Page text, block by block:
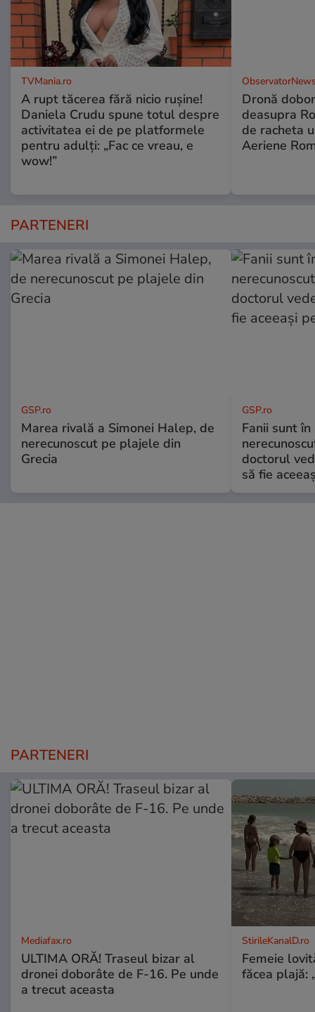
TVMania.ro
A rupt tăcerea fără nicio rușine!
Daniela Crudu spune totul despre
activitatea ei de pe platformele
pentru adulți: „Fac ce vreau, e
wow!”
Dronă
deasupra
de racheta
Aeriene
PARTENERI
GSP.ro
Marea rivală a Simonei Halep, de
nerecunoscut pe plajele din
Grecia
GSP.ro
Fanii sunt în
doctorul
să fie
PARTENERI
Mediafax.ro
ULTIMA ORĂ! Traseul bizar al
dronei doborâte de F-16. Pe unde
a trecut aceasta
StirileKanalD.ro
Femeie
făcea plajă: